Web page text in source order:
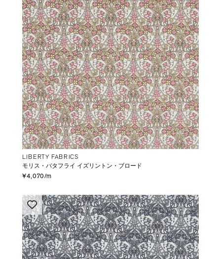
LIBERTY FABRICS
モリス・バタフライ イズリントン・ブロード
¥4,070/m